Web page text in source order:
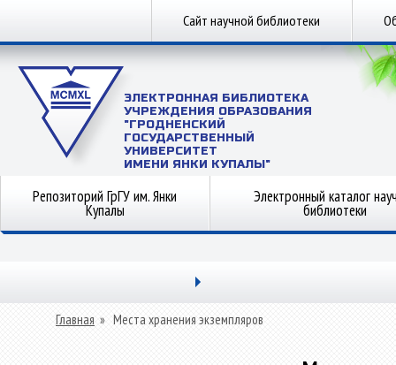
Сайт научной библиотеки
ЭЛЕКТРОННАЯ БИБЛИОТЕКА
УЧРЕЖДЕНИЯ ОБРАЗОВАНИЯ
"ГРОДНЕНСКИЙ
ГОСУДАРСТВЕННЫЙ
УНИВЕРСИТЕТ
ИМЕНИ ЯНКИ КУПАЛЫ"
Репозиторий ГрГУ им. Янки
Купалы
Электронный каталог
библиотеки
Главная » Места хранения экземпляров